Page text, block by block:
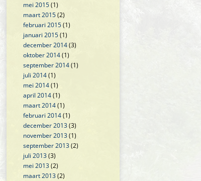
mei 2015(1)
maart 2015(2)
februari 2015(1)
januari 2015(1)
december 2014(3)
oktober 2014(1)
september 2014(1)
juli 2014(1)
mei 2014(1)
april 2014(1)
maart 2014(1)
februari 2014(1)
december 2013(3)
november 2013(1)
september 2013(2)
juli 2013(3)
mei 2013(2)
maart 2013(2)